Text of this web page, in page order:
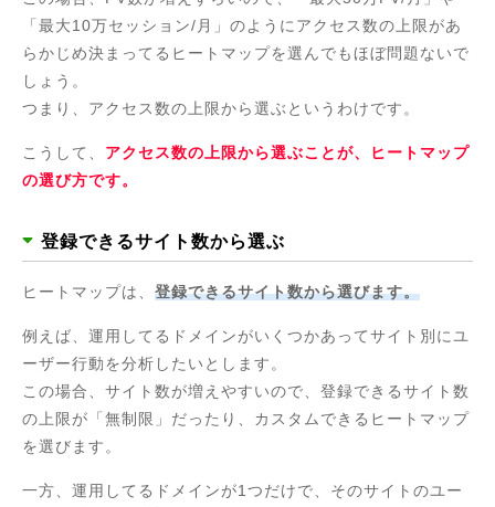
「最大10万セッション/月」のようにアクセス数の上限があ
らかじめ決まってるヒートマップを選んでもほぼ問題ないで
しょう。
つまり、アクセス数の上限から選ぶというわけです。
こうして、 アクセス数の上限から選ぶことが、ヒートマップ
の選び方です。
登録できるサイト数から選ぶ
ヒートマップは、 登録できるサイト数から選びます。
例えば、運用してるドメインがいくつかあってサイト別にユ
ーザー行動を分析したいとします。
この場合、サイト数が増えやすいので、登録できるサイト数
の上限が「無制限」だったり、カスタムできるヒートマップ
を選びます。
一方、運用してるドメインが1つだけで、そのサイトのユー